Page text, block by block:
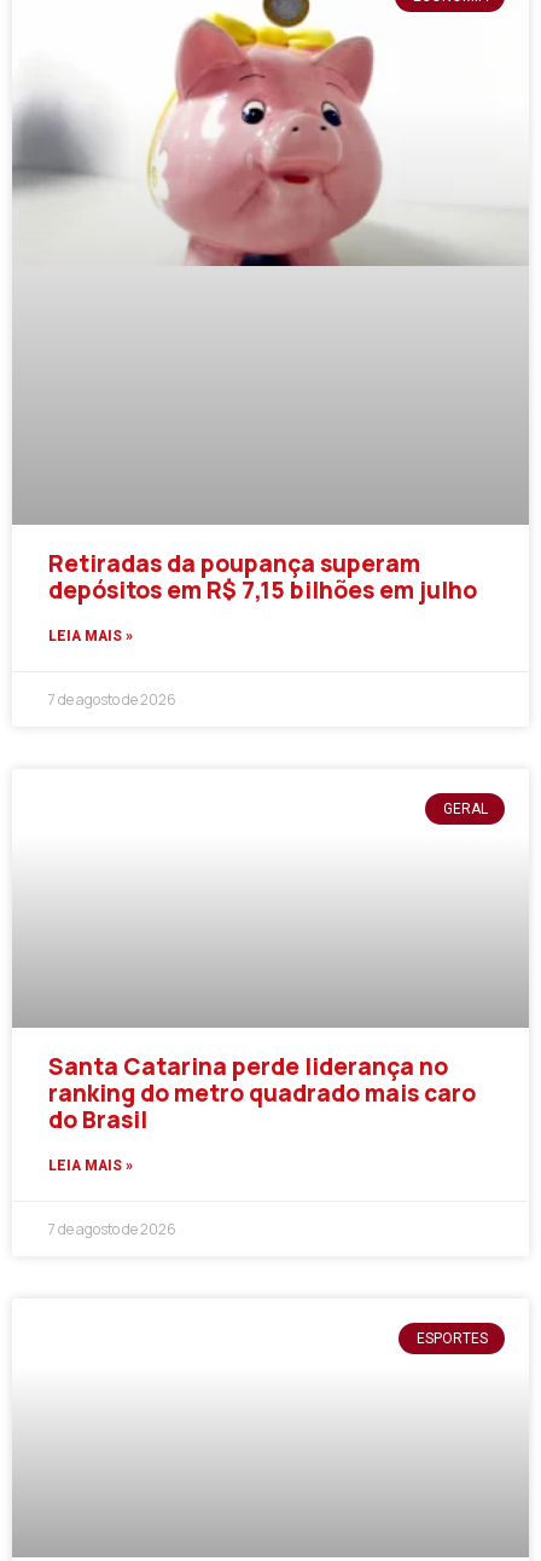
Retiradas da poupança superam
depósitos em R$ 7,15 bilhões em julho
LEIA MAIS »
7 de agosto de 2026
GERAL
Santa Catarina perde liderança no
ranking do metro quadrado mais caro
do Brasil
LEIA MAIS »
7 de agosto de 2026
ESPORTES